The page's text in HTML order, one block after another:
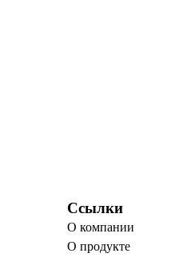
Ссылки
О компании
О продукте